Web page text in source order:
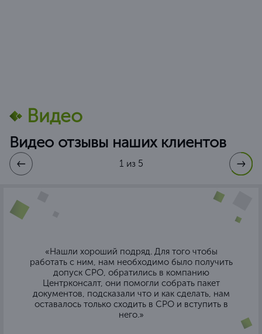
Видео
Видео отзывы наших клиентов
1 из 5
«Нашли хороший подряд. Для того чтобы
работать с ним, нам необходимо было получить
допуск СРО, обратились в компанию
Центрконсалт, они помогли собрать пакет
документов, подсказали что и как сделать, нам
оставалось только сходить в СРО и вступить в
него.»